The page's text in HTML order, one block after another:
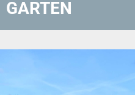
GARTEN